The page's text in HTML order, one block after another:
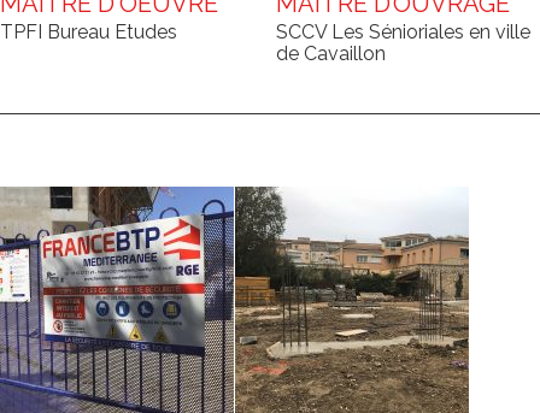
TPFI Bureau Etudes
SCCV Les Sénioriales en ville
de Cavaillon